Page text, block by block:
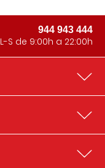
944 943 444
L-S de 9:00h a 22:00h